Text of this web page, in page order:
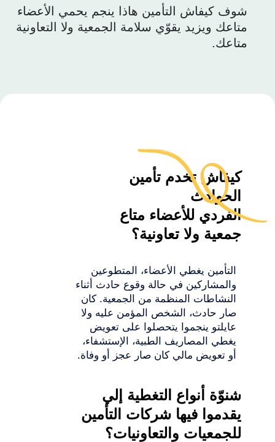
شوف كيفاش التأمين هاذا ينجم يحمي الأعضاء
متاعك ويزيد يقوّي سلامة الجمعية ولا التعاونية
متاعك.
كيفاش تخدم تأمين
الحوادث
الفردي للأعضاء متاع
جمعية ولا تعاونية؟
التأمين يغطي الأعضاء، المتطوعين
والمشاركين في حالة وقوع حادث أثناء
النشاطات المنظمة من الجمعية. كان
صار حادث، الشخص المؤمن عليه ولا
عايلتو ينجموا يتحصلوا على تعويض
يغطي المصاريف الطبية، الإستشفاء،
أو تعويض مالي كان صار عجز أو وفاة.
شنوّة أنواع التغطية إلي
يقدموا فيها شركات التأمين
للجمعيات والتعاونيات؟